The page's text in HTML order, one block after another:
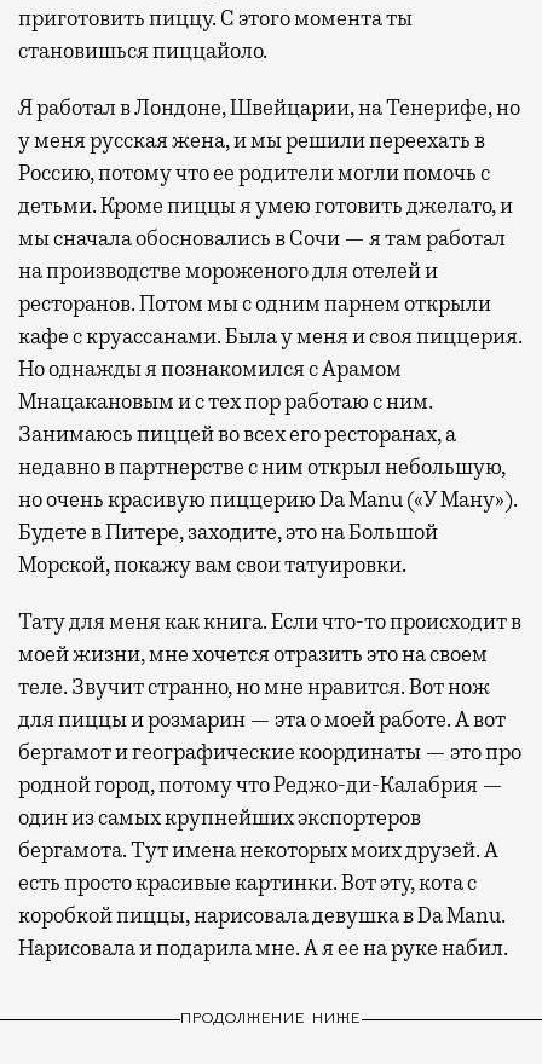
приготовить пиццу. С этого момента ты
становишься пиццайоло.
Я работал в Лондоне, Швейцарии, на Тенерифе, но
у меня русская жена, и мы решили переехать в
Россию, потому что ее родители могли помочь с
детьми. Кроме пиццы я умею готовить джелато, и
мы сначала обосновались в Сочи — я там работал
на производстве мороженого для отелей и
ресторанов. Потом мы с одним парнем открыли
кафе с круассанами. Была у меня и своя пиццерия.
Но однажды я познакомился с Арамом
Мнацакановым и с тех пор работаю с ним.
Занимаюсь пиццей во всех его ресторанах, а
недавно в партнерстве с ним открыл небольшую,
но очень красивую пиццерию Da Manu («У Ману»).
Будете в Питере, заходите, это на Большой
Морской, покажу вам свои татуировки.
Тату для меня как книга. Если что-то происходит в
моей жизни, мне хочется отразить это на своем
теле. Звучит странно, но мне нравится. Вот нож
для пиццы и розмарин — эта о моей работе. А вот
бергамот и географические координаты — это про
родной город, потому что Реджо-ди-Калабрия —
один из самых крупнейших экспортеров
бергамота. Тут имена некоторых моих друзей. А
есть просто красивые картинки. Вот эту, кота с
коробкой пиццы, нарисовала девушка в Da Manu.
Нарисовала и подарила мне. А я ее на руке набил.
ПРОДОЛЖЕНИЕ НИЖЕ